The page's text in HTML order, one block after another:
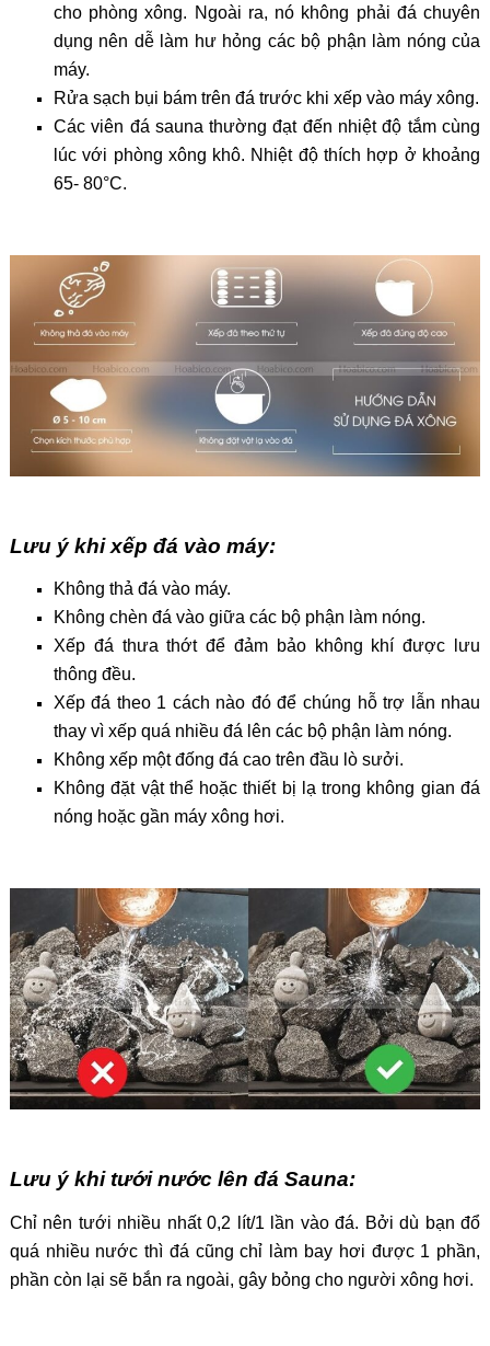
cho phòng xông. Ngoài ra, nó không phải đá chuyên
dụng nên dễ làm hư hỏng các bộ phận làm nóng của
máy.
Rửa sạch bụi bám trên đá trước khi xếp vào máy xông.
Các viên đá sauna thường đạt đến nhiệt độ tắm cùng
lúc với phòng xông khô. Nhiệt độ thích hợp ở khoảng
65- 80°C.
Lưu ý khi xếp đá vào máy:
Không thả đá vào máy.
Không chèn đá vào giữa các bộ phận làm nóng.
Xếp đá thưa thớt để đảm bảo không khí được lưu
thông đều.
Xếp đá theo 1 cách nào đó để chúng hỗ trợ lẫn nhau
thay vì xếp quá nhiều đá lên các bộ phận làm nóng.
Không xếp một đống đá cao trên đầu lò sưởi.
Không đặt vật thể hoặc thiết bị lạ trong không gian đá
nóng hoặc gần máy xông hơi.
Lưu ý khi tưới nước lên đá Sauna:
Chỉ nên tưới nhiều nhất 0,2 lít/1 lần vào đá. Bởi dù bạn đổ
quá nhiều nước thì đá cũng chỉ làm bay hơi được 1 phần,
phần còn lại sẽ bắn ra ngoài, gây bỏng cho người xông hơi.